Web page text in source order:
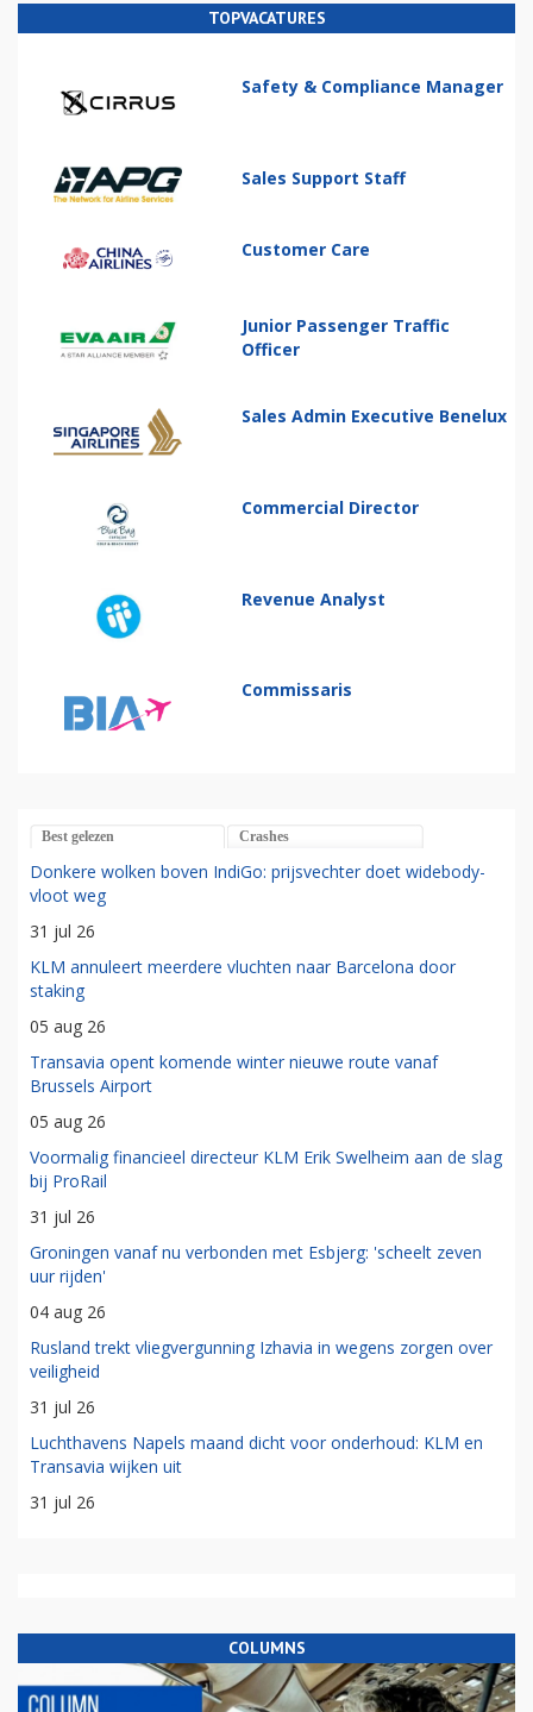
TOPVACATURES
Safety & Compliance Manager
Sales Support Staff
Customer Care
Junior Passenger Traffic
Officer
Sales Admin Executive Benelux
Commercial Director
Revenue Analyst
Commissaris
Best gelezen Crashes
Donkere wolken boven IndiGo: prijsvechter doet widebody-
vloot weg
31 jul 26
KLM annuleert meerdere vluchten naar Barcelona door
staking
05 aug 26
Transavia opent komende winter nieuwe route vanaf
Brussels Airport
05 aug 26
Voormalig financieel directeur KLM Erik Swelheim aan de slag
bij ProRail
31 jul 26
Groningen vanaf nu verbonden met Esbjerg: 'scheelt zeven
uur rijden'
04 aug 26
Rusland trekt vliegvergunning Izhavia in wegens zorgen over
veiligheid
31 jul 26
Luchthavens Napels maand dicht voor onderhoud: KLM en
Transavia wijken uit
31 jul 26
COLUMNS